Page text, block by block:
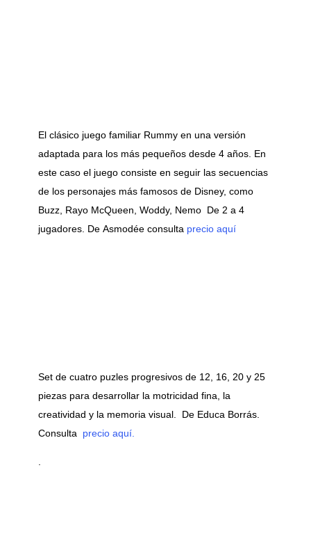
El clásico juego familiar Rummy en una versión
adaptada para los más pequeños desde 4 años. En
este caso el juego consiste en seguir las secuencias
de los personajes más famosos de Disney, como
Buzz, Rayo McQueen, Woddy, Nemo De 2 a 4
jugadores. De Asmodée consulta precio aquí
Set de cuatro puzles progresivos de 12, 16, 20 y 25
piezas para desarrollar la motricidad fina, la
creatividad y la memoria visual. De Educa Borrás.
Consulta precio aquí.